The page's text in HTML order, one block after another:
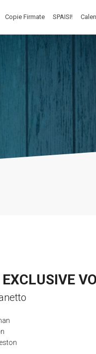
Copie Firmate SPAISI!